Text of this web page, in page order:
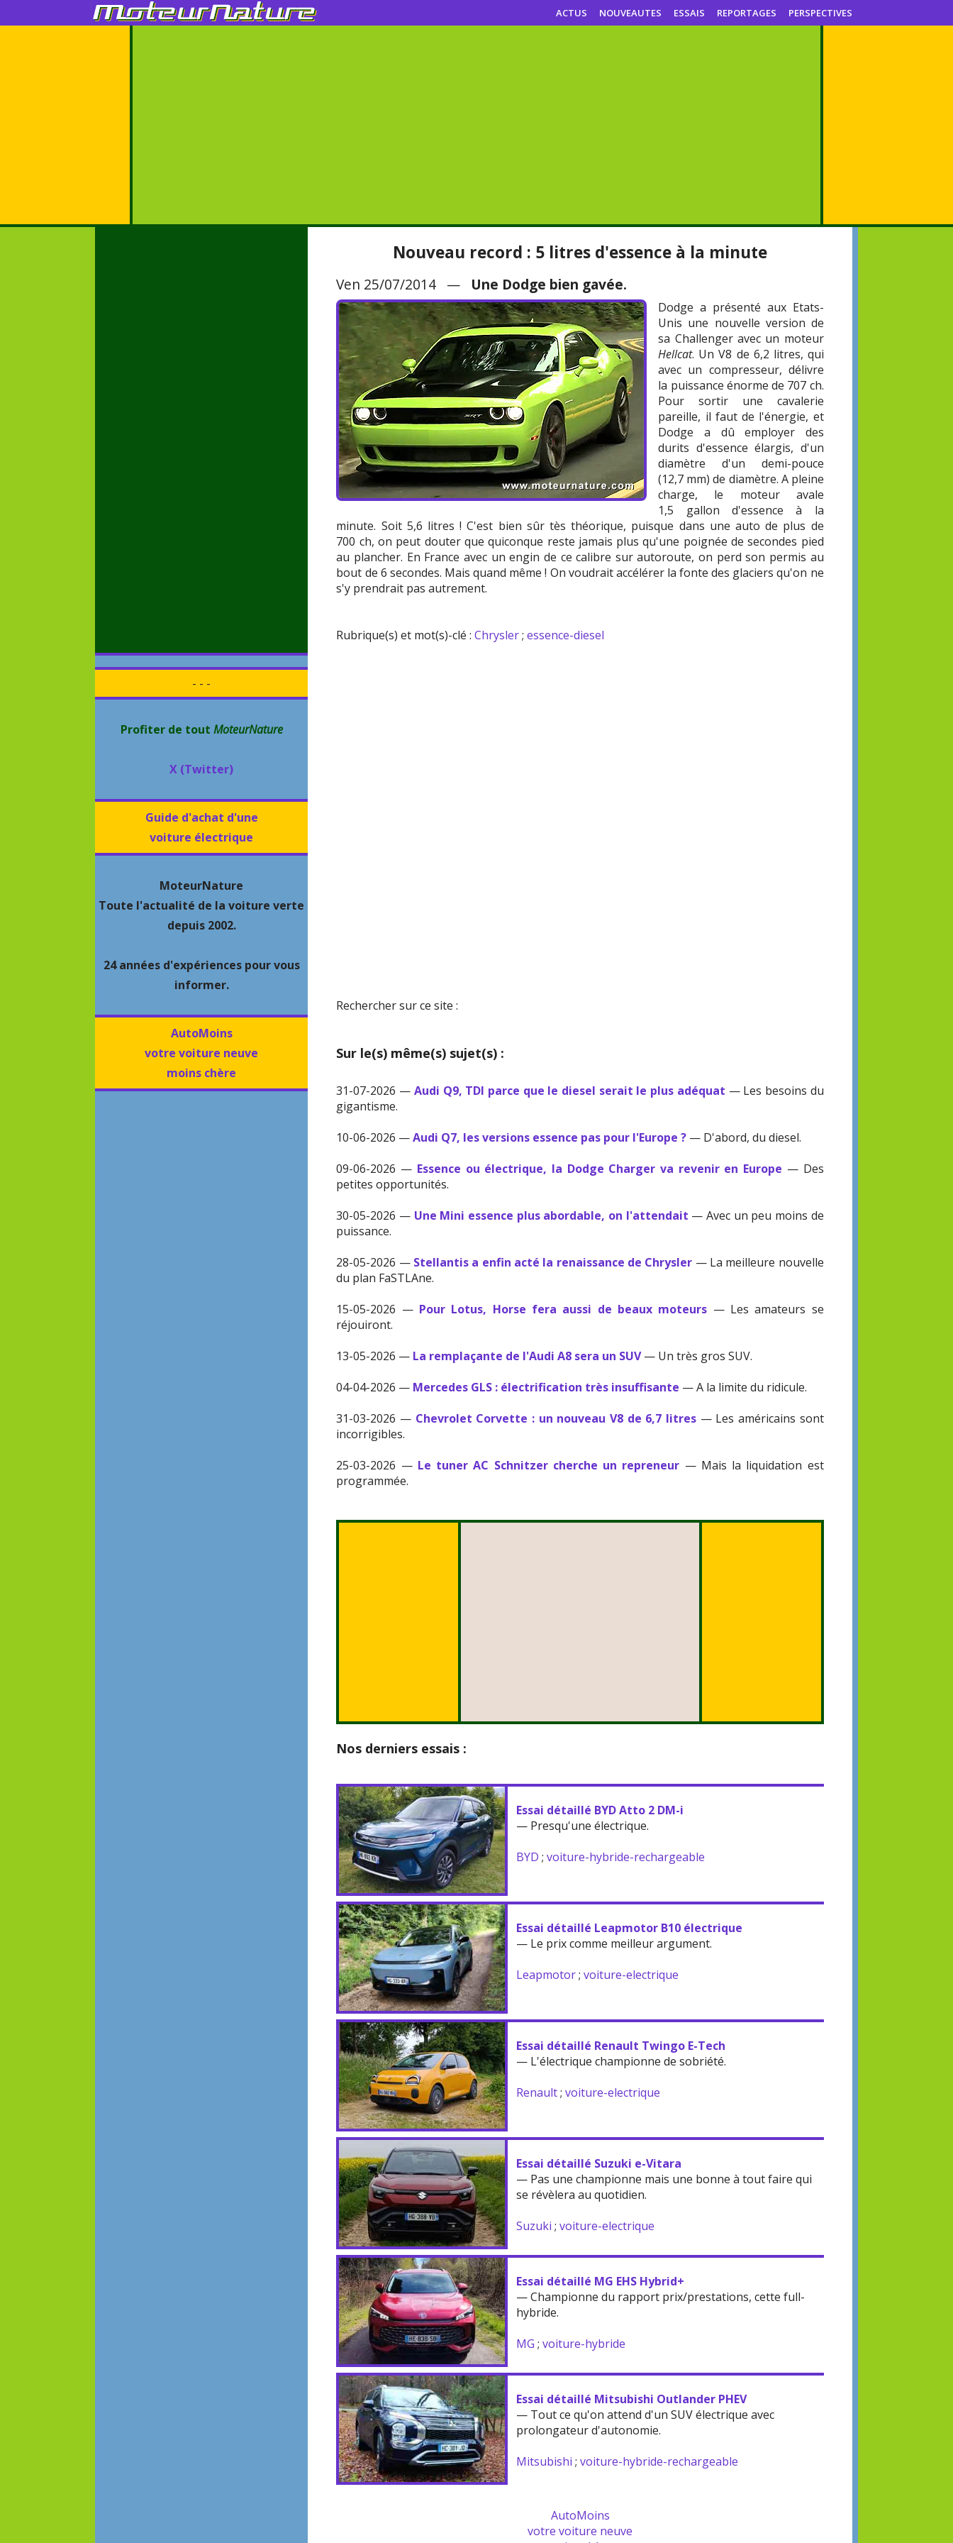
ACTUS NOUVEAUTES ESSAIS REPORTAGES PERSPECTIVES
- - -
Profiter de tout MoteurNature
X (Twitter)
Guide d'achat d'une
voiture électrique
MoteurNature
Toute l'actualité de la voiture verte
depuis 2002.
24 années d'expériences pour vous
informer.
AutoMoins
votre voiture neuve
moins chère
Nouveau record : 5 litres d'essence à la minute
Ven 25/07/2014 — Une Dodge bien gavée.
Dodge a présenté aux Etats-
Unis une nouvelle version de
sa Challenger avec un moteur
Hellcat. Un V8 de 6,2 litres, qui
avec un compresseur, délivre
la puissance énorme de 707 ch.
Pour sortir une cavalerie
pareille, il faut de l'énergie, et
Dodge a dû employer des
durits d'essence élargis, d'un
diamètre d'un demi-pouce
(12,7 mm) de diamètre. A pleine
charge, le moteur avale
1,5 gallon d'essence à la
minute. Soit 5,6 litres ! C'est bien sûr tès théorique, puisque dans une auto de plus de
700 ch, on peut douter que quiconque reste jamais plus qu'une poignée de secondes pied
au plancher. En France avec un engin de ce calibre sur autoroute, on perd son permis au
bout de 6 secondes. Mais quand même ! On voudrait accélérer la fonte des glaciers qu'on ne
s'y prendrait pas autrement.
Rubrique(s) et mot(s)-clé :Chrysler;essence-diesel
Rechercher sur ce site :
Sur le(s) même(s) sujet(s) :
31-07-2026 — Audi Q9, TDI parce que le diesel serait le plus adéquat — Les besoins du
gigantisme.
10-06-2026 —Audi Q7, les versions essence pas pour l'Europe ? — D'abord, du diesel.
09-06-2026 — Essence ou électrique, la Dodge Charger va revenir en Europe — Des
petites opportunités.
30-05-2026 — Une Mini essence plus abordable, on l'attendait — Avec un peu moins de
puissance.
28-05-2026 — Stellantis a enfin acté la renaissance de Chrysler — La meilleure nouvelle
du plan FaSTLAne.
15-05-2026 — Pour Lotus, Horse fera aussi de beaux moteurs — Les amateurs se
réjouiront.
13-05-2026 — La remplaçante de l'Audi A8 sera un SUV— Un très gros SUV.
04-04-2026 — Mercedes GLS : électrification très insuffisante — A la limite du ridicule.
31-03-2026 — Chevrolet Corvette : un nouveau V8 de 6,7 litres— Les américains sont
incorrigibles.
25-03-2026 — Le tuner AC Schnitzer cherche un repreneur — Mais la liquidation est
programmée.
Nos derniers essais :
Essai détaillé BYD Atto 2 DM-i
— Presqu'une électrique.
BYD ;voiture-hybride-rechargeable
Essai détaillé Leapmotor B10 électrique
— Le prix comme meilleur argument.
Leapmotor;voiture-electrique
Essai détaillé Renault Twingo E-Tech
— L'électrique championne de sobriété.
Renault;voiture-electrique
Essai détaillé Suzuki e-Vitara
— Pas une championne mais une bonne à tout faire qui
se révèlera au quotidien.
Suzuki ;voiture-electrique
Essai détaillé MG EHS Hybrid+
— Championne du rapport prix/prestations, cette full-
hybride.
MG ;voiture-hybride
Essai détaillé Mitsubishi Outlander PHEV
— Tout ce qu'on attend d'un SUV électrique avec
prolongateur d'autonomie.
Mitsubishi ;voiture-hybride-rechargeable
AutoMoins
votre voiture neuve